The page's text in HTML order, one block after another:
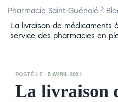
Pharmacie Saint-Guénolé >
La livraison de médicaments
service des pharmacies en
POSTÉ LE : 5 AVRIL 2021
La livraison